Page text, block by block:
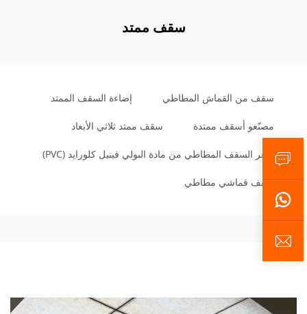
سقف ممتد
سقف من القماش المطاطي إضاءة السقف الممتد
مصنّعو أسقف ممتدة سقف ممتد ثلاثي الأبعاد
سعر السقف المطاطي من مادة البولي فينيل كلورايد (PVC)
سقف قماشي مطاطي